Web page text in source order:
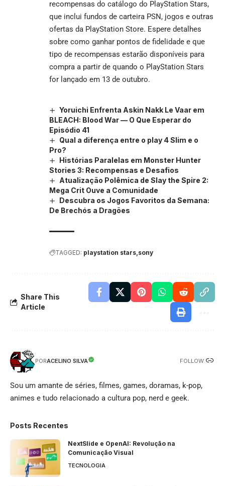
recompensas do catálogo do PlayStation Stars,
que inclui fundos de carteira PSN, jogos e outras
ofertas da PlayStation Store. Espere detalhes
sobre como ganhar pontos de fidelidade e que
tipo de recompensas estarão disponíveis para
compra a partir de quando o PlayStation Stars
for lançado em 13 de outubro.
Yoruichi Enfrenta Askin Nakk Le Vaar em
BLEACH: Blood War — O Que Esperar do
Episódio 41
Qual a diferença entre o play 4 Slim e o
Pro?
Histórias Paralelas em Monster Hunter
Stories 3: Recompensas e Desafios
Atualização Polêmica de Slay the Spire 2:
Mega Crit Ouve a Comunidade
Descubra os Jogos Favoritos da Semana:
De Brechós a Dragões
TAGGED: playstation stars sony
Share This
Article
PORACELINO SILVA FOLLOW:
Sou um amante de séries, filmes, games, doramas, k-pop,
animes e tudo relacionado a cultura pop, nerd e geek.
Posts Recentes
NextSlide e OpenAI: Revolução na
Comunicação Visual
TECNOLOGIA